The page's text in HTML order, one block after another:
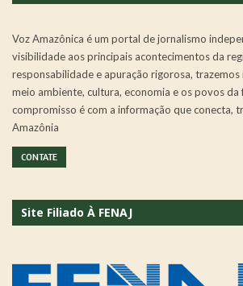
Voz Amazônica é um portal de jornalismo
visibilidade aos principais acontecimentos da
responsabilidade e apuração rigorosa,
meio ambiente, cultura, economia e os povos da
compromisso é com a informação que conecta,
Amazônia
CONTATE
Site Filiado À FENAJ